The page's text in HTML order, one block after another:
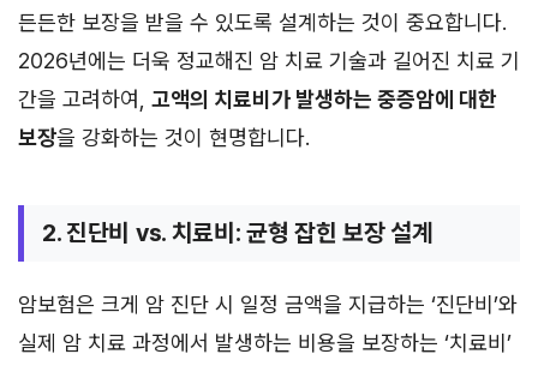
든든한 보장을 받을 수 있도록 설계하는 것이 중요합니다.
2026년에는 더욱 정교해진 암 치료 기술과 길어진 치료 기
간을 고려하여, 고액의 치료비가 발생하는 중증암에 대한
보장을 강화하는 것이 현명합니다.
2. 진단비 vs. 치료비: 균형 잡힌 보장 설계
암보험은 크게 암 진단 시 일정 금액을 지급하는 ‘진단비’와
실제 암 치료 과정에서 발생하는 비용을 보장하는 ‘치료비’